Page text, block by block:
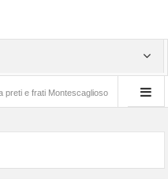
Montescaglioso Tonache,